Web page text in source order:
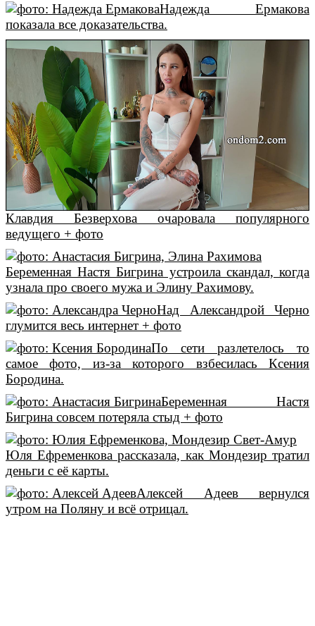
Надежда Ермакова
показала все доказательства.
Клавдия Безверхова очаровала популярного
ведущего + фото
Беременная Настя Бигрина устроила скандал, когда
узнала про своего мужа и Элину Рахимову.
Над Александрой Черно
глумится весь интернет + фото
По сети разлетелось то
самое фото, из-за которого взбесилась Ксения
Бородина.
Беременная Настя
Бигрина совсем потеряла стыд + фото
Юля Ефременкова рассказала, как Мондезир тратил
деньги с её карты.
Алексей Адеев вернулся
утром на Поляну и всё отрицал.